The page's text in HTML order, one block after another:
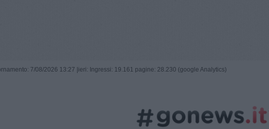
7/08/2026 13:27 | ieri: Ingressi: 19.161 pagine: 28.230 (google Analytics)